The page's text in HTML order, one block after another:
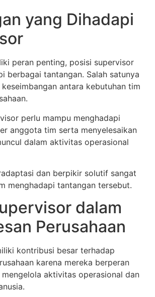
yang Dihadapi
peran penting, posisi supervisor
berbagai tantangan. Salah satunya
antara kebutuhan tim
perlu mampu menghadapi
anggota tim serta menyelesaikan
dalam aktivitas operasional
dan berpikir solutif sangat
menghadapi tantangan tersebut.
dalam
Perusahaan
kontribusi besar terhadap
karena mereka berperan
aktivitas operasional dan